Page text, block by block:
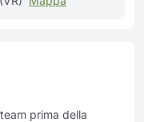
prima della